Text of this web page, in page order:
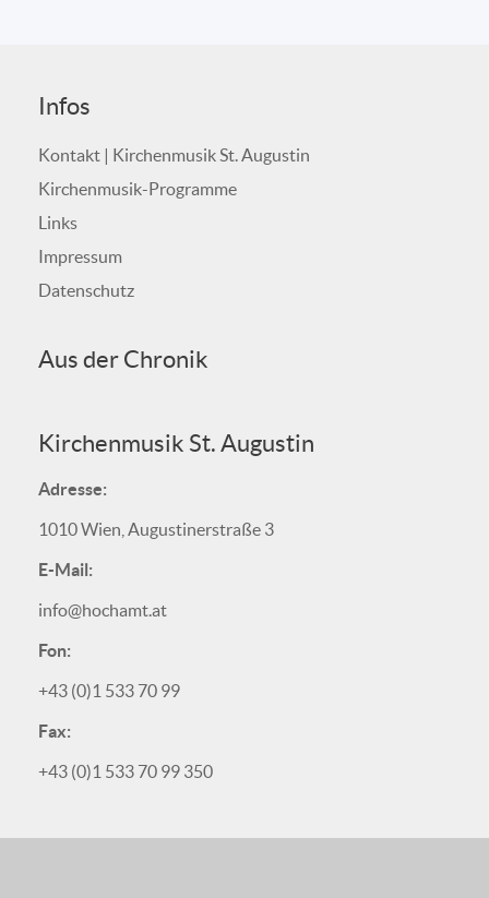
Infos
Kontakt | Kirchenmusik St. Augustin
Kirchenmusik-Programme
Links
Impressum
Datenschutz
Aus der Chronik
Kirchenmusik St. Augustin
Adresse:
1010 Wien, Augustinerstraße 3
E-Mail:
info@hochamt.at
Fon:
+43 (0)1 533 70 99
Fax:
+43 (0)1 533 70 99 350